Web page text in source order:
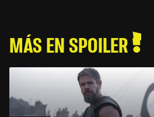
MÁS EN SPOILER